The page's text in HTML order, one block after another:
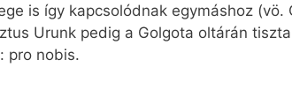
is így kapcsolódnak egymáshoz (vö.
Urunk pedig a Golgota oltárán
pro nobis.